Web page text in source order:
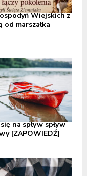
Wiejskich z
od marszałka
na spływ spływ
[ZAPOWIEDŹ]